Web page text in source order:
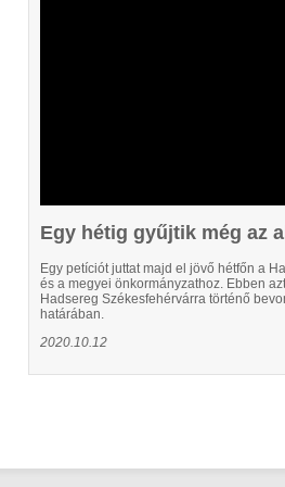
Egy hétig gyűjtik még az
Egy petíciót juttat majd el jövő hétfőn a
és a megyei önkormányzathoz. Ebben
Hadsereg Székesfehérvárra történő
határában.
2020.10.12